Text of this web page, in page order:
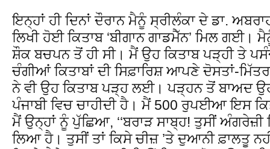
ਇਨ੍ਹਾਂ ਹੀ ਦਿਨਾਂ ਦੌਰਾਨ ਮੈਨੂੰ ਸ੍ਰੀਲੰਕਾ ਦੇ ਡਾ.
ਲਿਖੀ ਹੋਈ ਕਿਤਾਬ ‘ਬੀਗਾਨ ਗਾਡਮੈੱਨ’ ਮਿਲ ਗਈ।
ਸ਼ੌਕ ਬਚਪਨ ਤੋਂ ਹੀ ਸੀ। ਮੈਂ ਉਹ ਕਿਤਾਬ ਪੜ੍ਹੀ ਤੇ
ਚੰਗੀਆਂ ਕਿਤਾਬਾਂ ਦੀ ਸਿਫ਼ਾਰਿਸ਼ ਆਪਣੇ ਦੋਸਤਾਂ-
ਨੇ ਵੀ ਉਹ ਕਿਤਾਬ ਪੜ੍ਹ ਲਈ। ਪੜ੍ਹਨ ਤੋਂ ਬਾਅਦ
ਪੰਜਾਬੀ ਵਿਚ ਚਾਹੀਦੀ ਹੈ। ਮੈਂ 500 ਰੁਪਈਆ ਇਸ
ਮੈਂ ਉਨ੍ਹਾਂ ਨੂੰ ਪੁੱਛਿਆ, ‘‘ਬਰਾੜ ਸਾਬ੍ਹ! ਤੁਸੀਂ
ਲਿਆ ਹੈ। ਤੁਸੀਂ ਤਾਂ ਕਿਸੇ ਚੀਜ਼ ’ਤੇ ਦੁਆਨੀ ਫ਼ਾਲਤੂ